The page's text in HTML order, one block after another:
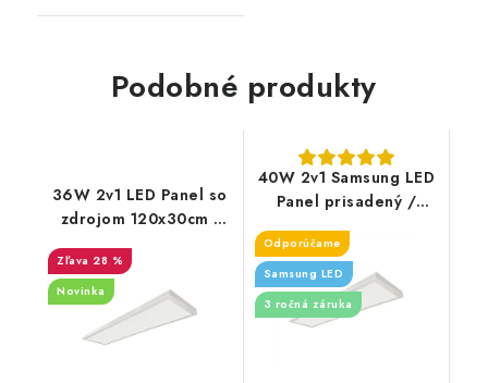
Podobné produkty
36W 2v1 LED Panel so
zdrojom 120x30cm -
4400lm - 6ks balenie
28 %
Novinka
40W 2v1 Samsung LED
Panel prisadený /
povrchový - 4400lm
Odporúčame
Samsung LED
3 ročná záruka